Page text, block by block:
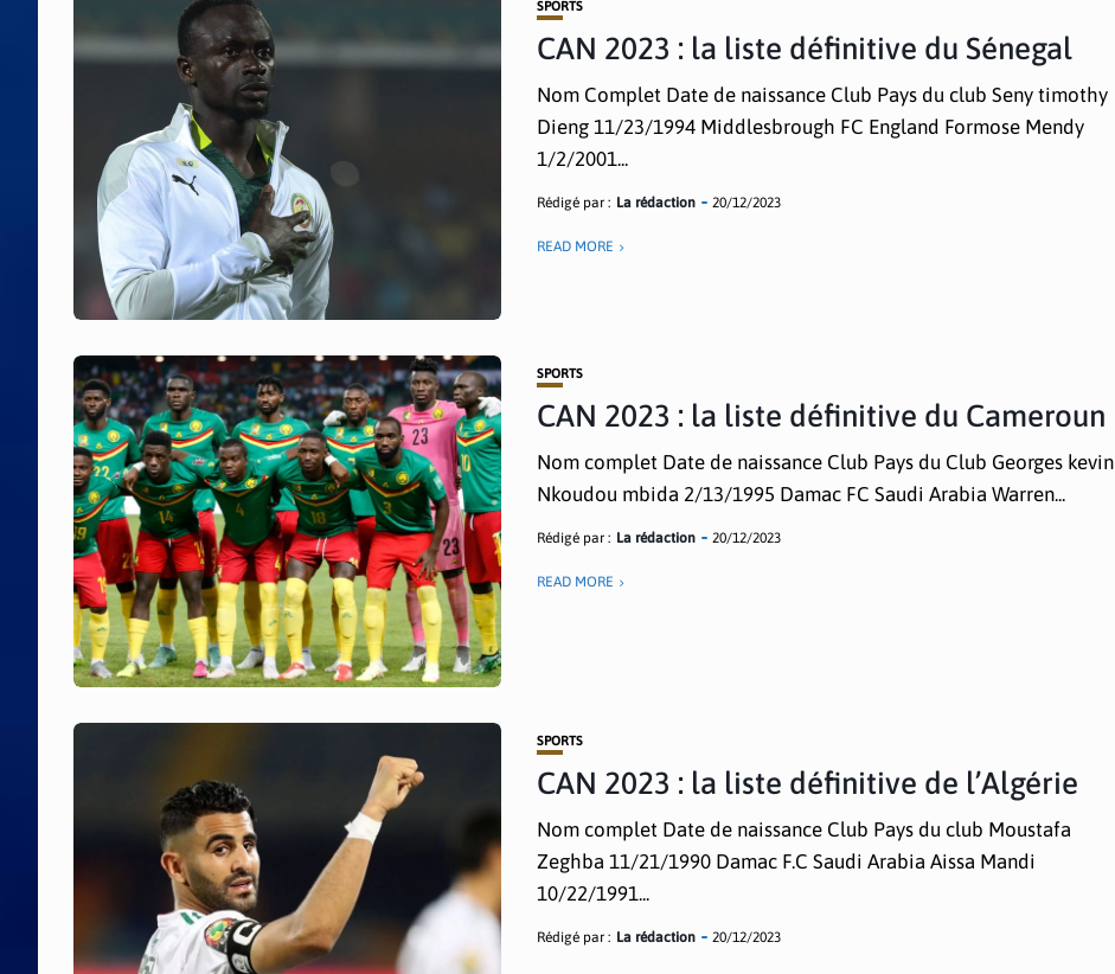
SPORTS
CAN 2023 : la liste définitive du Sénegal
Nom Complet Date de naissance Club Pays du club Seny timothy
Dieng 11/23/1994 Middlesbrough FC England Formose Mendy
1/2/2001...
Rédigé par : La rédaction 20/12/2023
READ MORE
SPORTS
CAN 2023 : la liste définitive du Cameroun
Nom complet Date de naissance Club Pays du Club Georges kevin
Nkoudou mbida 2/13/1995 Damac FC Saudi Arabia Warren...
Rédigé par : La rédaction 20/12/2023
READ MORE
SPORTS
CAN 2023 : la liste définitive de l’Algérie
Nom complet Date de naissance Club Pays du club Moustafa
Zeghba 11/21/1990 Damac F.C Saudi Arabia Aissa Mandi
10/22/1991...
Rédigé par : La rédaction 20/12/2023